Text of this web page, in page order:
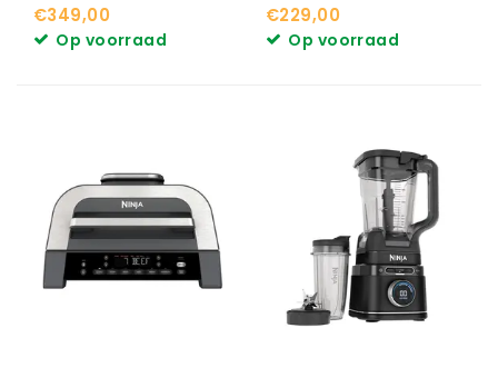
Airfryer - MO201EU
€349,00
Op voorraad
€229,00
Op voorraad